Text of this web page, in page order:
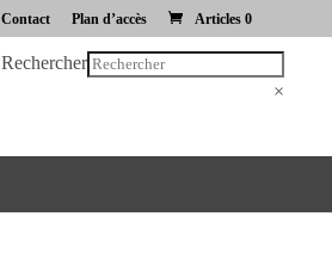
Contact Plan d’accès Articles 0
Rechercher
×